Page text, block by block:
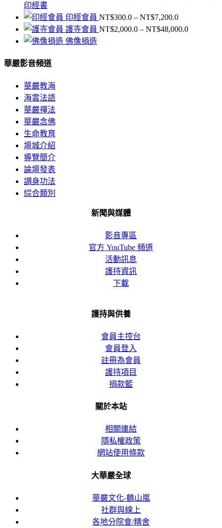
印經書
印經會員 NT$300.0 – NT$7,200.0價
格
護寺會員 NT$2,000.0 – NT$48,000.0價
佛像捐造
華嚴影音頻道
華嚴教海
海雲法語
華嚴禪法
華嚴念佛
生命教育
壇城介紹
導覽簡介
論壇發表
調身功法
綜合類別
新聞與媒體
影音專區
官方 YouTube 頻道
活動訊息
護持資訊
下載
護持與供養
會員主控台
會員登入
註冊為會員
護持項目
捐款籃
關於本站
相關連結
隱私權政策
網站使用條款
大華嚴全球
華嚴文化-鶴山嵐
社群與線上
各地分院會/精舍